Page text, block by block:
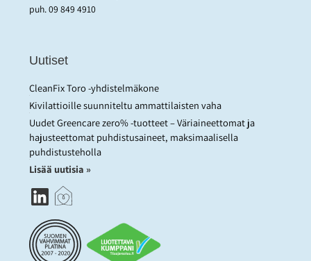
puh.09 849 4910
Uutiset
CleanFix Toro -yhdistelmäkone
Kivilattioille suunniteltu ammattilaisten vaha
Uudet Greencare zero% -tuotteet – Väriaineettomat ja
hajusteettomat puhdistusaineet, maksimaalisella
puhdistusteholla
Lisää uutisia »